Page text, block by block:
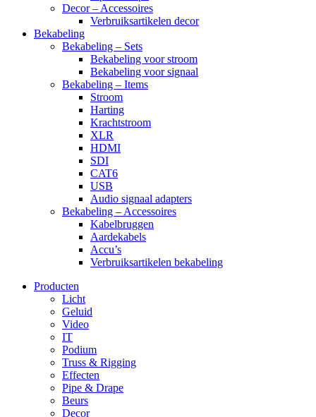
Decor – Accessoires
Verbruiksartikelen decor
Bekabeling
Bekabeling – Sets
Bekabeling voor stroom
Bekabeling voor signaal
Bekabeling – Items
Stroom
Harting
Krachtstroom
XLR
HDMI
SDI
CAT6
USB
Audio signaal adapters
Bekabeling – Accessoires
Kabelbruggen
Aardekabels
Accu’s
Verbruiksartikelen bekabeling
Producten
Licht
Geluid
Video
IT
Podium
Truss & Rigging
Effecten
Pipe & Drape
Beurs
Decor